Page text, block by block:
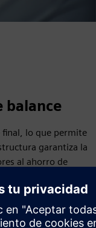
balance
final, lo que permite
garantiza la
al ahorro de
de ahorro de
la funcionalidad y el
servicios adicionales
contrato. Nuestra